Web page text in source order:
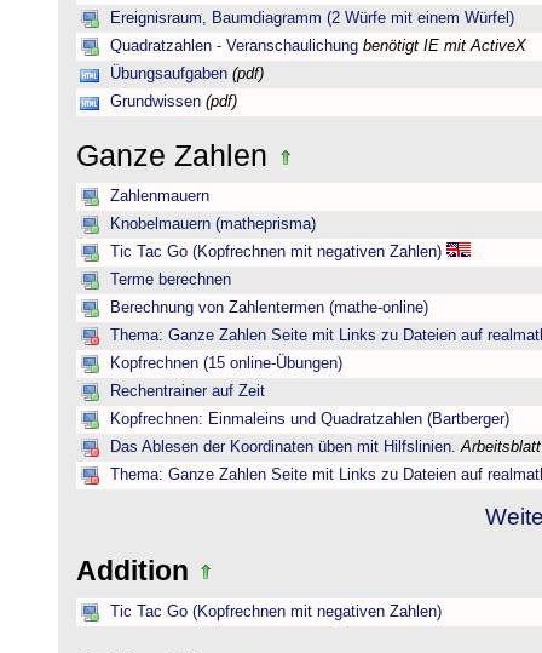
Ereignisraum, Baumdiagramm (2 Würfe mit einem Würfel)
Quadratzahlen - Veranschaulichung benötigt IE mit ActiveX
Übungsaufgaben (pdf)
Grundwissen (pdf)
Ganze Zahlen
Zahlenmauern
Knobelmauern (matheprisma)
Tic Tac Go (Kopfrechnen mit negativen Zahlen)
Terme berechnen
Berechnung von Zahlentermen (mathe-online)
Thema: Ganze Zahlen Seite mit Links zu Dateien auf
Kopfrechnen (15 online-Übungen)
Rechentrainer auf Zeit
Kopfrechnen: Einmaleins und Quadratzahlen (Bartberger)
Das Ablesen der Koordinaten üben mit Hilfslinien.
Thema: Ganze Zahlen Seite mit Links zu Dateien auf
Addition
Tic Tac Go (Kopfrechnen mit negativen Zahlen)